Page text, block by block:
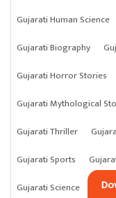
Gujarati Human Science
Gujarati Biography
Gujarati Horror Stories
Gujarati Mythological
Gujarati Thriller
Gujarati Sports
Gujarati Science